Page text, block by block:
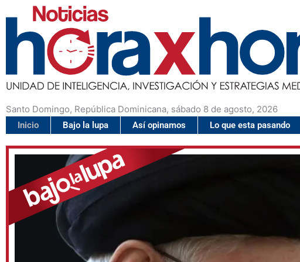
Santo Domingo, República Dominicana, sábado 8 de agosto, 2026
Inicio Bajo la lupa Así opinamos Lo que esta pasando